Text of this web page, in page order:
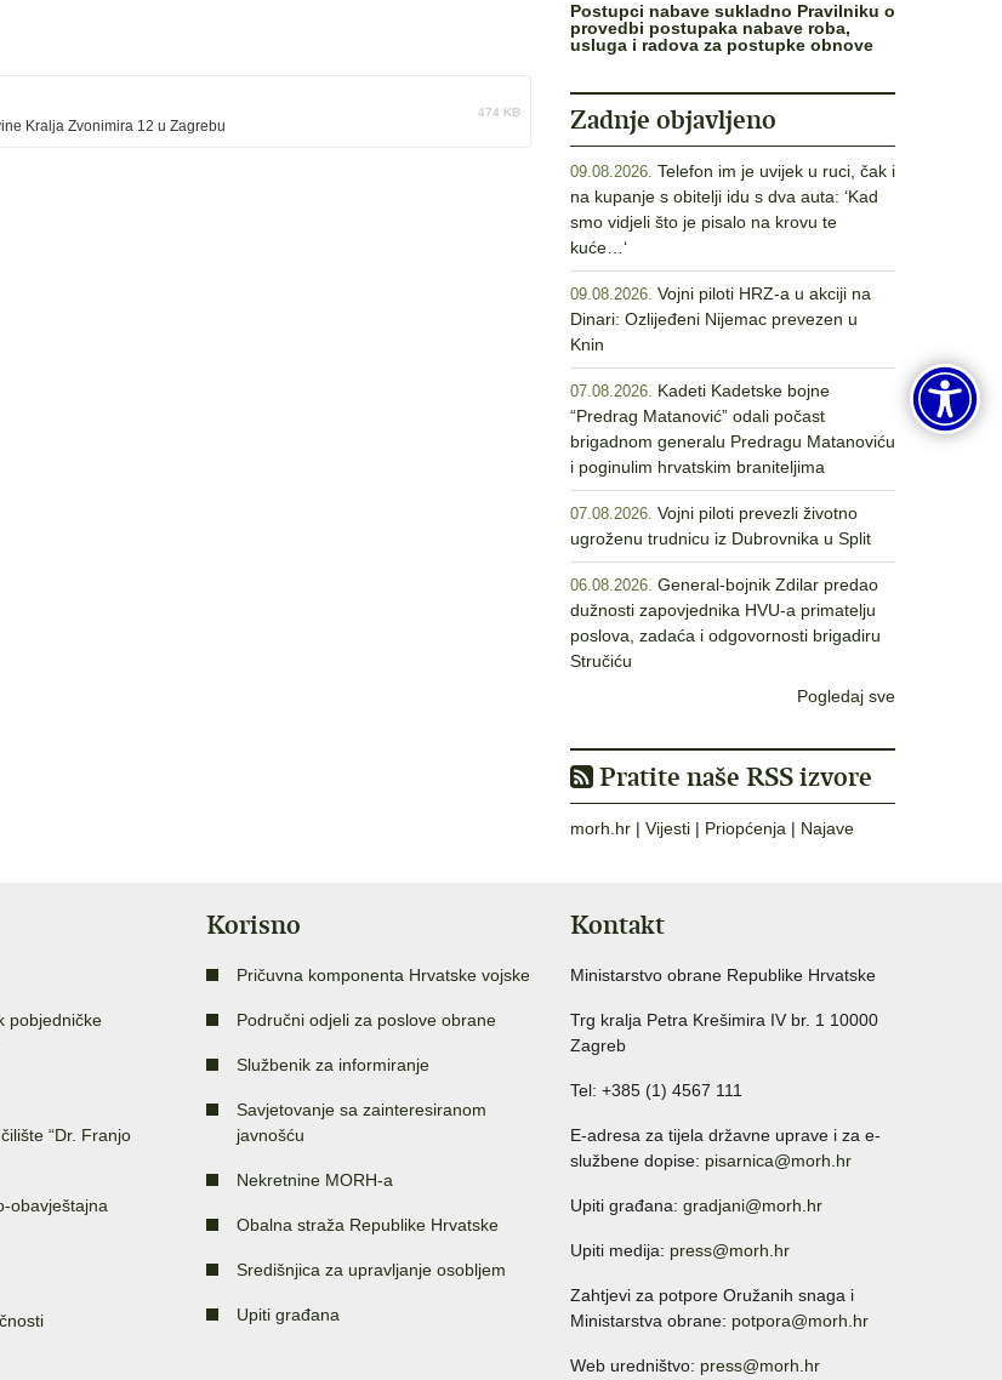
Kralja Zvonimira 12 u Zagrebu
474 KB
Postupci nabave sukladno Pravilniku o
provedbi postupaka nabave roba,
usluga i radova za postupke obnove
Zadnje objavljeno
09.08.2026. Telefon im je uvijek u ruci, čak i
na kupanje s obitelji idu s dva auta: ‘Kad
smo vidjeli što je pisalo na krovu te
kuće…‘
09.08.2026. Vojni piloti HRZ-a u akciji na
Dinari: Ozlijeđeni Nijemac prevezen u
Knin
07.08.2026. Kadeti Kadetske bojne
“Predrag Matanović” odali počast
brigadnom generalu Predragu Matanoviću
i poginulim hrvatskim braniteljima
07.08.2026. Vojni piloti prevezli životno
ugroženu trudnicu iz Dubrovnika u Split
06.08.2026. General-bojnik Zdilar predao
dužnosti zapovjednika HVU-a primatelju
poslova, zadaća i odgovornosti brigadiru
Stručiću
Pogledaj sve
Pratite naše RSS izvore
morh.hr | Vijesti | Priopćenja | Najave
pobjedničke
“Dr. Franjo
obavještajna
Korisno
Pričuvna komponenta Hrvatske vojske
Područni odjeli za poslove obrane
Službenik za informiranje
Savjetovanje sa zainteresiranom
javnošću
Nekretnine MORH-a
Obalna straža Republike Hrvatske
Središnjica za upravljanje osobljem
Upiti građana
Kontakt
Ministarstvo obrane Republike Hrvatske
Trg kralja Petra Krešimira IV br. 1 10000
Zagreb
Tel: +385 (1) 4567 111
E-adresa za tijela državne uprave i za e-
službene dopise: pisarnica@morh.hr
Upiti građana: gradjani@morh.hr
Upiti medija: press@morh.hr
Zahtjevi za potpore Oružanih snaga i
Ministarstva obrane: potpora@morh.hr
Web uredništvo: press@morh.hr